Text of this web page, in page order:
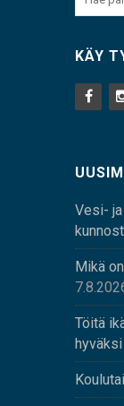
KÄY
Vesi-
Mikä
Töitä
hyväksi